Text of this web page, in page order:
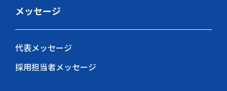
メッセージ
代表メッセージ
採用担当者メッセージ